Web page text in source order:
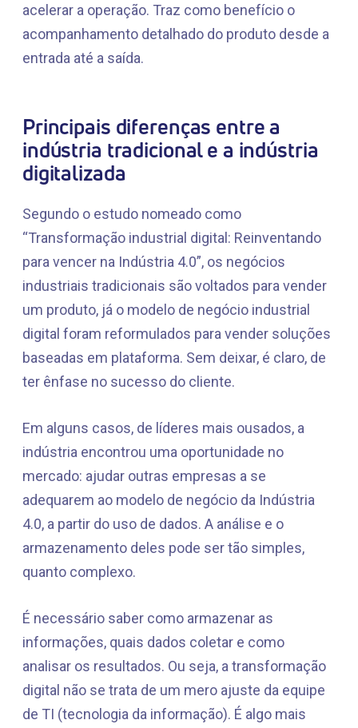
acelerar a operação. Traz como benefício o
acompanhamento detalhado do produto desde a
entrada até a saída.
Principais diferenças entre a
indústria tradicional e a indústria
digitalizada
Segundo o estudo nomeado como
“Transformação industrial digital: Reinventando
para vencer na Indústria 4.0”, os negócios
industriais tradicionais são voltados para vender
um produto, já o modelo de negócio industrial
digital foram reformulados para vender soluções
baseadas em plataforma. Sem deixar, é claro, de
ter ênfase no sucesso do cliente.
Em alguns casos, de líderes mais ousados, a
indústria encontrou uma oportunidade no
mercado: ajudar outras empresas a se
adequarem ao modelo de negócio da Indústria
4.0, a partir do uso de dados. A análise e o
armazenamento deles pode ser tão simples,
quanto complexo.
É necessário saber como armazenar as
informações, quais dados coletar e como
analisar os resultados. Ou seja, a transformação
digital não se trata de um mero ajuste da equipe
de TI (tecnologia da informação). É algo mais